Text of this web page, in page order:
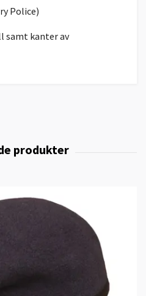
Police)
samt kanter av